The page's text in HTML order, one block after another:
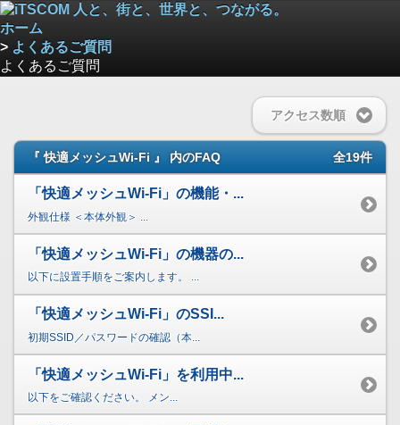
ホーム
> よくあるご質問
よくあるご質問
アクセス数順
『 快適メッシュWi-Fi 』 内のFAQ 全19件
「快適メッシュWi-Fi」の機能・...
外観仕様 ＜本体外観＞ ...
「快適メッシュWi-Fi」の機器の...
以下に設置手順をご案内します。 ...
「快適メッシュWi-Fi」のSSI...
初期SSID／パスワードの確認（本...
「快適メッシュWi-Fi」を利用中...
以下をご確認ください。 メン...